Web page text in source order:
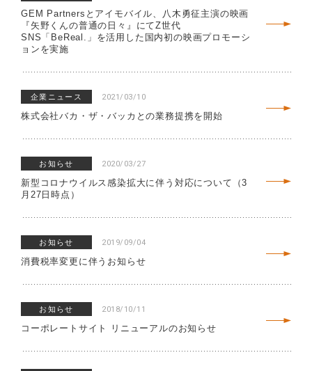
GEM Partnersとアイモバイル、八木勇征主演の映画
『矢野くんの普通の日々』にてZ世代
SNS「BeReal.」を活用した国内初の映画プロモーシ
ョンを実施
企業ニュース 2021/03/10
株式会社バカ・ザ・バッカとの業務提携を開始
お知らせ 2020/03/27
新型コロナウイルス感染拡大に伴う対応について（3
月27日時点）
お知らせ 2019/09/04
消費税率変更に伴うお知らせ
お知らせ 2018/10/11
コーポレートサイト リニューアルのお知らせ